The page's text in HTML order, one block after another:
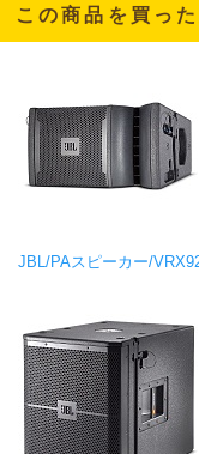
この商品を買っ
JBL/PAスピーカー/